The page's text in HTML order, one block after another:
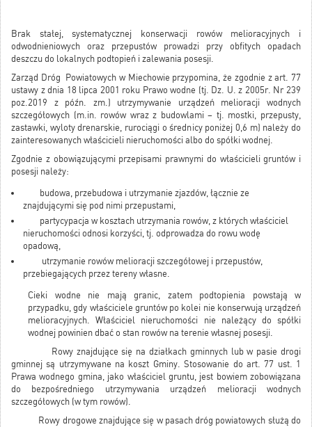
Brak stałej, systematycznej konserwacji rowów melioracyjnych i
odwodnieniowych oraz przepustów prowadzi przy obfitych opadach
deszczu do lokalnych podtopień i zalewania posesji.
Zarząd Dróg Powiatowych w Miechowie przypomina, że zgodnie z art. 77
ustawy z dnia 18 lipca 2001 roku Prawo wodne (tj. Dz. U. z 2005r. Nr 239
poz.2019 z późn. zm.) utrzymywanie urządzeń melioracji wodnych
szczegółowych (m.in. rowów wraz z budowlami – tj. mostki, przepusty,
zastawki, wyloty drenarskie, rurociągi o średnicy poniżej 0,6 m) należy do
zainteresowanych właścicieli nieruchomości albo do spółki wodnej.
Zgodnie z obowiązującymi przepisami prawnymi do właścicieli gruntów i
posesji należy:
budowa, przebudowa i utrzymanie zjazdów, łącznie ze
znajdującymi się pod nimi przepustami,
partycypacja w kosztach utrzymania rowów, z których właściciel
nieruchomości odnosi korzyści, tj. odprowadza do rowu wodę
opadową,
utrzymanie rowów melioracji szczegółowej i przepustów,
przebiegających przez tereny własne.
Cieki wodne nie mają granic, zatem podtopienia powstają w
przypadku, gdy właściciele gruntów po kolei nie konserwują urządzeń
melioracyjnych. Właściciel nieruchomości nie należący do spółki
wodnej powinien dbać o stan rowów na terenie własnej posesji.
Rowy znajdujące się na działkach gminnych lub w pasie drogi
gminnej są utrzymywane na koszt Gminy. Stosowanie do art. 77 ust. 1
Prawa wodnego gmina, jako właściciel gruntu, jest bowiem zobowiązana
do bezpośredniego utrzymywania urządzeń melioracji wodnych
szczegółowych (w tym rowów).
Rowy drogowe znajdujące się w pasach dróg powiatowych służą do